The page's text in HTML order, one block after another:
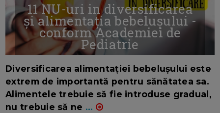
11 NU-uri in diversificarea
și alimentația bebelușului -
conform Academiei de
Pediatrie
Diversificarea alimentației bebelușului este
extrem de importantă pentru sănătatea sa.
Alimentele trebuie să fie introduse gradual,
nu trebuie să ne ...